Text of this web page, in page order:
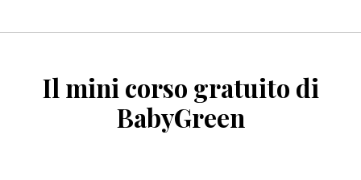
Il mini corso gratuito di
BabyGreen